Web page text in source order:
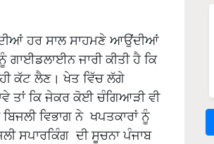
ਦੀਆਂ ਹਰ ਸਾਲ ਸਾਹਮਣੇ ਆਉਂਦੀਆਂ
ਜਾਰੀ ਕੀਤੀ ਹੈ ਕਿ
ਕੱਟ ਲੈਣ। ਖੇਤ ਵਿੱਚ ਲੱਗੇ
ਤਾਂ ਕਿ ਜੇਕਰ ਕੋਈ ਚੰਗਿਆੜੀ ਵੀ
ਵਿਭਾਗ ਨੇ ਖਪਤਕਾਰਾਂ ਨੂੰ
ਸਪਾਰਕਿੰਗ ਦੀ ਸੂਚਨਾ ਪੰਜਾਬ